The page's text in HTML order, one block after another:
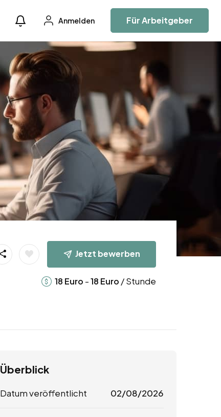
Anmelden Für Arbeitgeber
Jetzt bewerben
18 Euro -18 Euro / Stunde
Überblick
Datum veröffentlicht 02/08/2026